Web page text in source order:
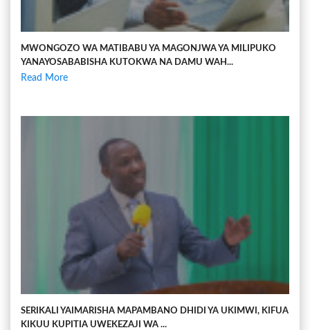
MWONGOZO WA MATIBABU YA MAGONJWA YA MILIPUKO
YANAYOSABABISHA KUTOKWA NA DAMU WAH...
Read More
SERIKALI YAIMARISHA MAPAMBANO DHIDI YA UKIMWI, KIFUA
KIKUU KUPITIA UWEKEZAJI WA ...